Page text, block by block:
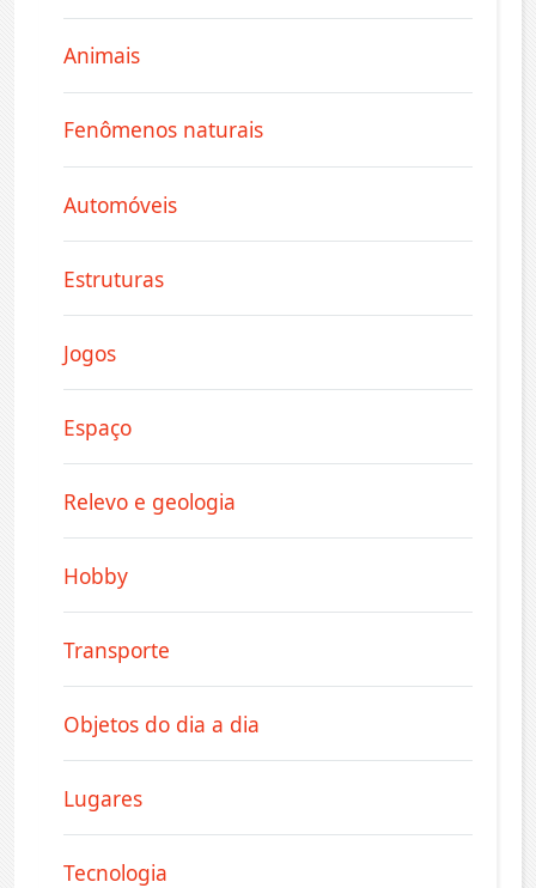
Animais
Fenômenos naturais
Automóveis
Estruturas
Jogos
Espaço
Relevo e geologia
Hobby
Transporte
Objetos do dia a dia
Lugares
Tecnologia